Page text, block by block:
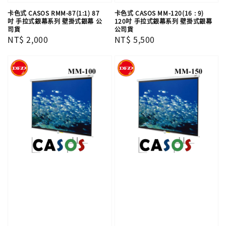
卡色式 CASOS RMM-87(1:1) 87
吋 手拉式銀幕系列 壁掛式銀幕 公
司貨
Regular
NT$ 2,000
卡色式 CASOS MM-120(16 : 9)
120吋 手拉式銀幕系列 壁掛式銀幕
公司貨
Regular
NT$ 5,500